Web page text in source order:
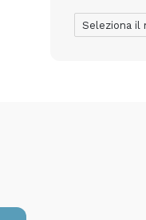
Archivio
Articoli